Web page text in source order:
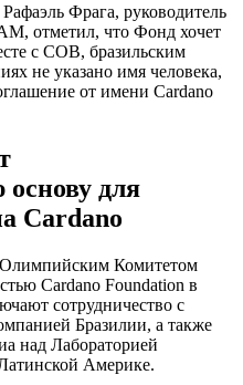
Фрага, руководитель
отметил, что Фонд хочет
с COB, бразильским
не указано имя человека,
от имени Cardano
для
Cardano
Олимпийским Комитетом
Cardano Foundation в
сотрудничество с
Бразилии, а также
над Лабораторией
Америке.